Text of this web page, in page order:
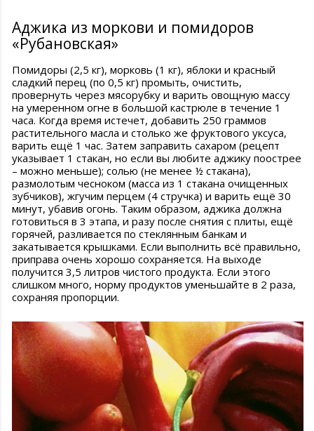
Аджика из моркови и помидоров
«Рубановская»
Помидоры (2,5 кг), морковь (1 кг), яблоки и красный
сладкий перец (по 0,5 кг) промыть, очистить,
провернуть через мясорубку и варить овощную массу
на умеренном огне в большой кастрюле в течение 1
часа. Когда время истечет, добавить 250 граммов
растительного масла и столько же фруктового уксуса,
варить ещё 1 час. Затем заправить сахаром (рецепт
указывает 1 стакан, но если вы любите аджику поострее
– можно меньше); солью (не менее ½ стакана),
размолотым чесноком (масса из 1 стакана очищенных
зубчиков), жгучим перцем (4 стручка) и варить ещё 30
минут, убавив огонь. Таким образом, аджика должна
готовиться в 3 этапа, и разу после снятия с плиты, ещё
горячей, разливается по стеклянным банкам и
закатывается крышками. Если выполнить всё правильно,
приправа очень хорошо сохраняется. На выходе
получится 3,5 литров чистого продукта. Если этого
слишком много, норму продуктов уменьшайте в 2 раза,
сохраняя пропорции.